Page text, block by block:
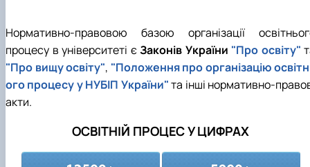
Нормативно-правовою базою організації
процесу в університеті єЗаконів України "Про освіту"
"Про вищу освіту", "Положення про організацію
ого процесу у НУБІП України"та інші нормативно-
акти.
ОСВІТНІЙ ПРОЦЕС У ЦИФРАХ